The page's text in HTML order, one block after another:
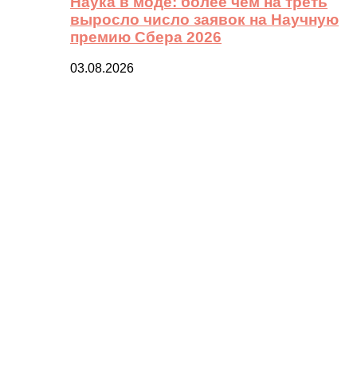
выросло число заявок на Научную
премию Сбера 2026
03.08.2026